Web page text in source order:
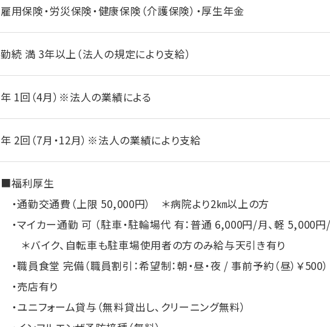
雇用保険・労災保険・健康保険（介護保険）・厚生年金
勤続 満 3年以上（法人の規定により支給）
年 1回（4月）※法人の業績による
年 2回（7月・12月）※法人の業績により支給
■福利厚生
・通勤交通費（上限 50,000円） ＊病院より2㎞以上の方
・マイカー通勤 可 （駐車・駐輪場代 有：普通 6,000円/月、軽 5,000
＊バイク、自転車も駐車場使用者の方のみ給与天引き有り
・職員食堂 完備（職員割引：希望制：朝・昼・夜 / 事前予約（昼）￥500）
・売店有り
・ユニフォーム貸与（無料貸出し、クリーニング無料）